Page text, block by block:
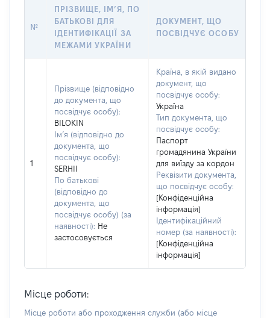
№
ПРІЗВИЩЕ, ІМ’Я, ПО
БАТЬКОВІ ДЛЯ
ІДЕНТИФІКАЦІЇ ЗА
МЕЖАМИ УКРАЇНИ
ДОКУМЕНТ, ЩО
ПОСВІДЧУЄ ОСОБУ
1
Прізвище (відповідно
до документа, що
посвідчує особу):
BILOKIN
Ім’я (відповідно до
документа, що
посвідчує особу):
SERHII
По батькові
(відповідно до
документа, що
посвідчує особу) (за
наявності): Не
застосовується
Країна, в якій видано
документ, що
посвідчує особу:
Україна
Тип документа, що
посвідчує особу:
Паспорт
громадянина України
для виїзду за кордон
Реквізити документа,
що посвідчує особу:
[Конфіденційна
інформація]
Ідентифікаційний
номер (за наявності):
[Конфіденційна
інформація]
Місце роботи:
Місце роботи або проходження служби (або місце